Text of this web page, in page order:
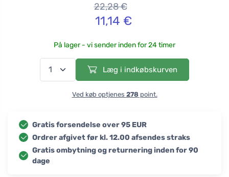
22,28 €
11,14 €
På lager - vi sender inden for 24 timer
Læg i indkøbskurven
Ved køb optjenes 278point.
Gratis forsendelse over 95 EUR
Ordrer afgivet før kl. 12.00 afsendes straks
Gratis ombytning og returnering inden for 90
dage